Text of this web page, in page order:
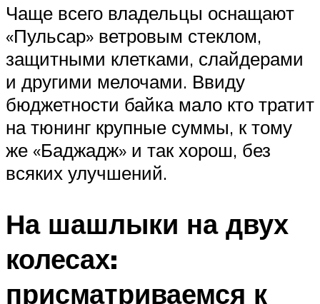
Чаще всего владельцы оснащают
«Пульсар» ветровым стеклом,
защитными клетками, слайдерами
и другими мелочами. Ввиду
бюджетности байка мало кто тратит
на тюнинг крупные суммы, к тому
же «Баджадж» и так хорош, без
всяких улучшений.
На шашлыки на двух
колесах:
присматриваемся к